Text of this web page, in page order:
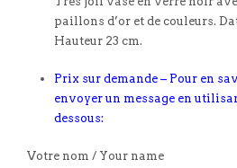
paillons d’or et de couleurs.
Hauteur 23 cm.
Prix sur demande – Pour en
envoyer un message en
dessous:
Votre nom / Your name